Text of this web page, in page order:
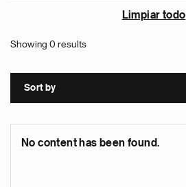
Limpiar todo
Showing 0 results
Sort by
No content has been found.